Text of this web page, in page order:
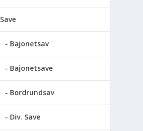
Save
Bajonetsav
Bajonetsave
Bordrundsav
Div. Save